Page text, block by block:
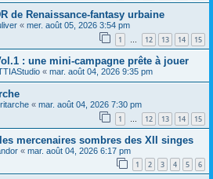
de Renaissance-fantasy urbaine
« mer. août 05, 2026 3:54 pm
1 … 12 13 14 15
: une mini-campagne prête à jouer
« mar. août 04, 2026 9:35 pm
« mar. août 04, 2026 7:30 pm
1 … 12 13 14 15
mercenaires sombres des XII singes
« mar. août 04, 2026 6:17 pm
1 2 3 4 5 6